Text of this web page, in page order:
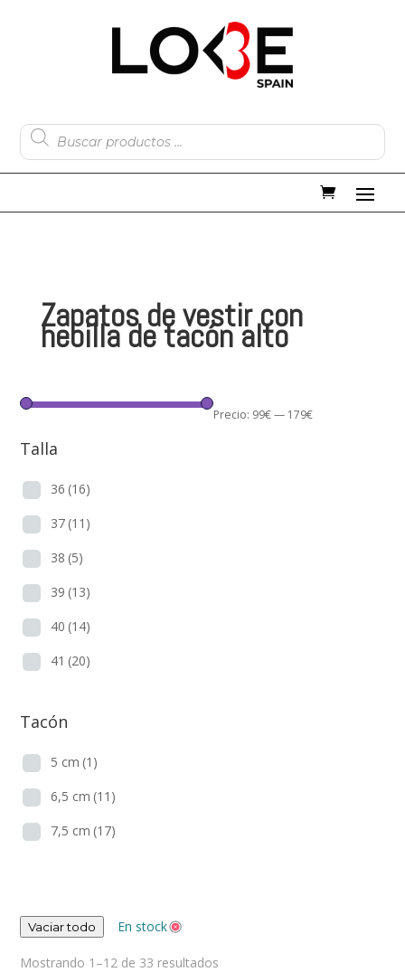
de
productos
Zapatos de vestir con
hebilla de tacón alto
Precio: 99€— 179€
Talla
36 (16)
37 (11)
38 (5)
39 (13)
40 (14)
41 (20)
Tacón
5 cm (1)
6,5 cm (11)
7,5 cm (17)
Vaciar todo En stock
Mostrando 1–12 de 33 resultados